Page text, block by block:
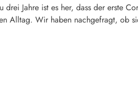
drei Jahre ist es her, dass der erste
Alltag. Wir haben nachgefragt, ob